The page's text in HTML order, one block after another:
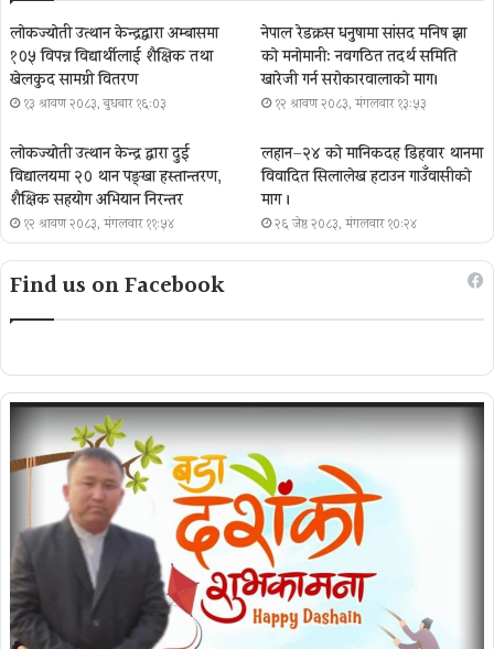
लोकज्योती उत्थान केन्द्रद्वारा अम्बासमा
१०५ विपन्न विद्यार्थीलाई शैक्षिक तथा
खेलकुद सामग्री वितरण
१३ श्रावण २०८३, बुधबार १६:०३
नेपाल रेडक्रस धनुषामा सांसद मनिष झा
को मनोमानी: नवगठित तदर्थ समिति
खारेजी गर्न सरोकारवालाको माग।
१२ श्रावण २०८३, मंगलवार १३:५३
लोकज्योती उत्थान केन्द्र द्वारा दुई
विद्यालयमा २० थान पङ्खा हस्तान्तरण,
शैक्षिक सहयोग अभियान निरन्तर
१२ श्रावण २०८३, मंगलवार ११:५४
लहान–२४ को मानिकदह डिहवार थानमा
विवादित सिलालेख हटाउन गाउँवासीको
माग ।
२६ जेष्ठ २०८३, मंगलवार १०:२४
Find us on Facebook